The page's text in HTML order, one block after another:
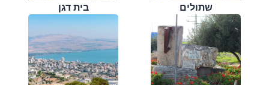
בית דגן שתולים